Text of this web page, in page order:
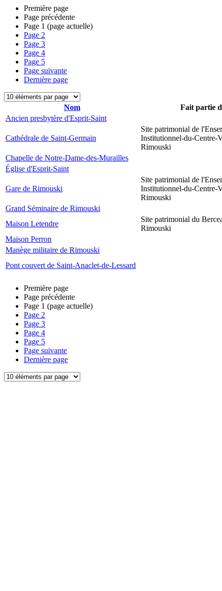
Première page
Page précédente
Page 1 (page actuelle)
Page 2
Page 3
Page 4
Page 5
Page suivante
Dernière page
Nom
Fait partie
Ancien presbytère d'Esprit-Saint
Cathédrale de Saint-Germain
Site patrimonial de
Institutionnel-du-Centre-
Rimouski
Chapelle de Notre-Dame-des-Murailles
Église d'Esprit-Saint
Gare de Rimouski
Site patrimonial de
Institutionnel-du-Centre-
Rimouski
Grand Séminaire de Rimouski
Maison Letendre
Site patrimonial du
Rimouski
Maison Perron
Manège militaire de Rimouski
Pont couvert de Saint-Anaclet-de-Lessard
Première page
Page précédente
Page 1 (page actuelle)
Page 2
Page 3
Page 4
Page 5
Page suivante
Dernière page